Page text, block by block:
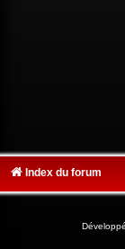
Index du forum